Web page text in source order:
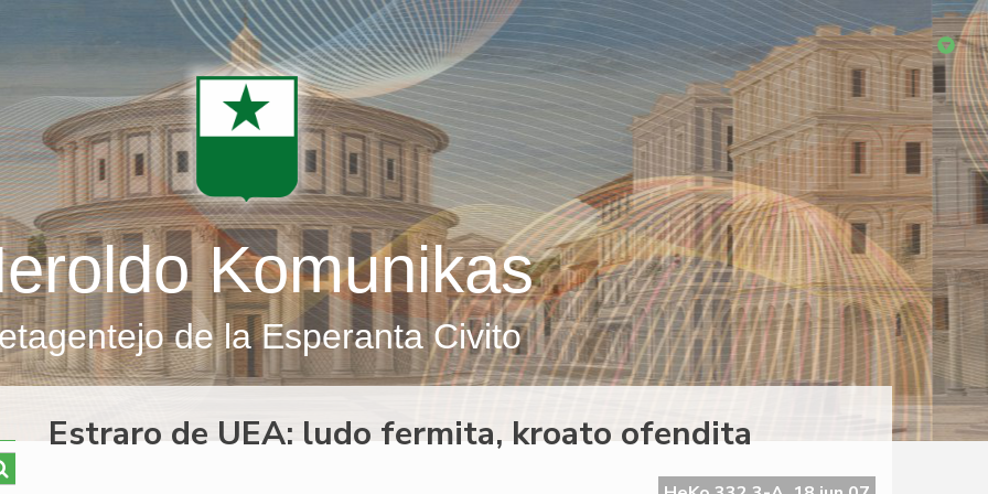
Komunikas
de la Esperanta Civito
Estraro de UEA: ludo fermita, kroato ofendita